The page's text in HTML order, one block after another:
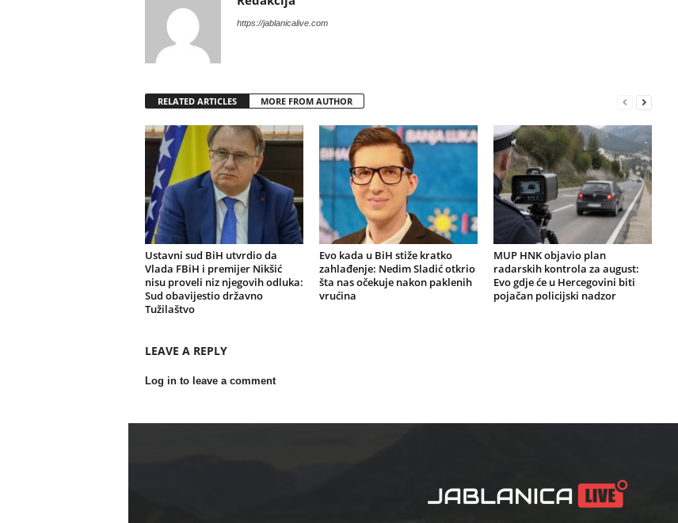
https://jablanicalive.com
RELATED ARTICLES MORE FROM AUTHOR
Ustavni sud BiH utvrdio da
Vlada FBiH i premijer Nikšić
nisu proveli niz njegovih odluka:
Sud obavijestio državno
Tužilaštvo
Evo kada u BiH stiže kratko
zahlađenje: Nedim Sladić otkrio
šta nas očekuje nakon paklenih
vrućina
MUP HNK objavio plan
radarskih kontrola za august:
Evo gdje će u Hercegovini biti
pojačan policijski nadzor
LEAVE A REPLY
Log in to leave a comment